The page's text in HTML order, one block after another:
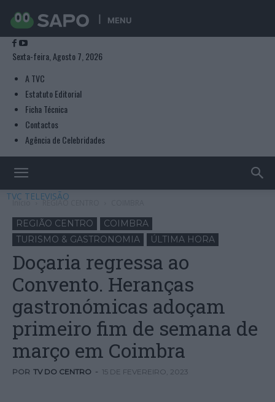
MENU
Sexta-feira, Agosto 7, 2026
A TVC
Estatuto Editorial
Ficha Técnica
Contactos
Agência de Celebridades
TVC TELEVISÃO
Início REGIÃO CENTRO
REGIÃO CENTRO
COIMBRA
TURISMO & GASTRONOMIA
ÚLTIMA HORA
Doçaria regressa ao
Convento. Heranças
gastronómicas adoçam
primeiro fim de semana de
março em Coimbra
POR TV DO CENTRO - 15 DE FEVEREIRO, 2023